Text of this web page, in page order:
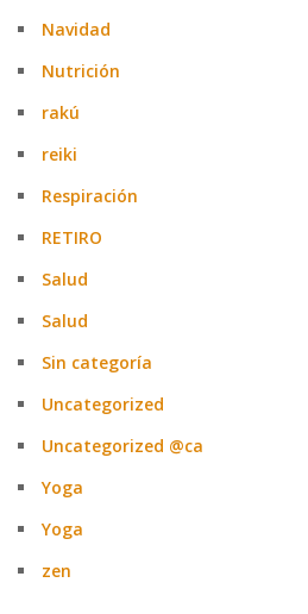
Navidad
Nutrición
rakú
reiki
Respiración
RETIRO
Salud
Salud
Sin categoría
Uncategorized
Uncategorized @ca
Yoga
Yoga
zen